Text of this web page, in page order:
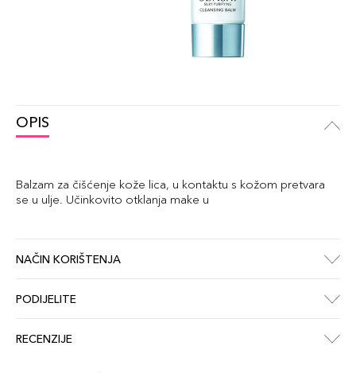
OPIS
Balzam za čišćenje kože lica, u kontaktu s kožom pretvara
se u ulje. Učinkovito otklanja make u
NAČIN KORIŠTENJA
PODIJELITE
RECENZIJE